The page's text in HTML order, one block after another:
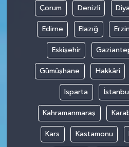
Çorum Denizli
Edirne Elazığ
Eskişehir
Gümüşhane Hakkâri
Isparta İstanbul
Kahramanmaraş
Kars Kastamonu